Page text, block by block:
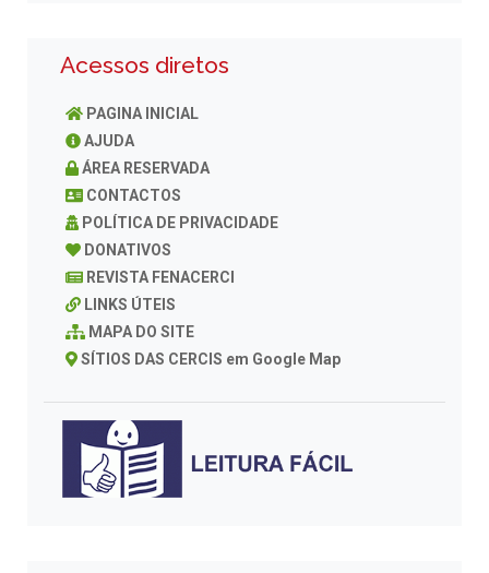
Acessos diretos
PAGINA INICIAL
AJUDA
ÁREA RESERVADA
CONTACTOS
POLÍTICA DE PRIVACIDADE
DONATIVOS
REVISTA FENACERCI
LINKS ÚTEIS
MAPA DO SITE
SÍTIOS DAS CERCIS em Google Map